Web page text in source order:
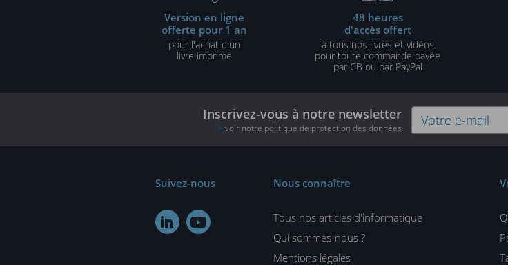
Version en ligne
offerte pour 1 an
pour l'achat d'un
livre imprimé
48 heures
d'accès offert
à tous nos livres et vidéos
pour toute commande payée
par CB ou par PayPal
Inscrivez-vous à notre newsletter
voir notre politique de protection des données
Suivez-nous
 
Nous connaître
Tous nos articles d'informatique
Qui sommes-nous ?
Mentions légales